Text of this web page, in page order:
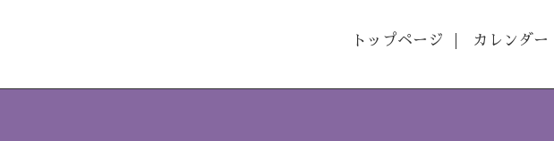
トップページ カレンダー